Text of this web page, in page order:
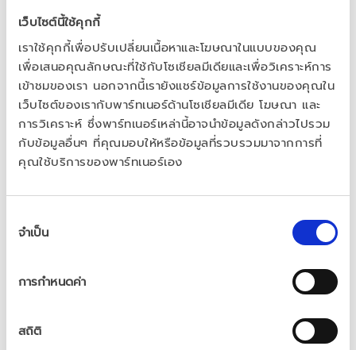
เว็บไซต์นี้ใช้คุกกี้
เราใช้คุกกี้เพื่อปรับเปลี่ยนเนื้อหาและโฆษณาในแบบของคุณ
เพื่อเสนอคุณลักษณะที่ใช้กับโซเชียลมีเดียและเพื่อวิเคราะห์การ
เข้าชมของเรา นอกจากนี้เรายังแชร์ข้อมูลการใช้งานของคุณใน
เว็บไซต์ของเรากับพาร์ทเนอร์ด้านโซเชียลมีเดีย โฆษณา และ
การวิเคราะห์ ซึ่งพาร์ทเนอร์เหล่านี้อาจนำข้อมูลดังกล่าวไปรวม
กับข้อมูลอื่นๆ ที่คุณมอบให้หรือข้อมูลที่รวบรวมมาจากการที่
คุณใช้บริการของพาร์ทเนอร์เอง
เลือก
จำเป็น
การกำหนดค่า
สถิติ
Exemplifying Besins Healthcare’s ethos to put
patients at the centre of all we do, Andre is
proud to work with products that make a
real difference to people’s lives – “listening
to patients and hearing how their lives have
changed in such positive ways gives me
We look forward to seeing Andre and his
men’s health across the world.